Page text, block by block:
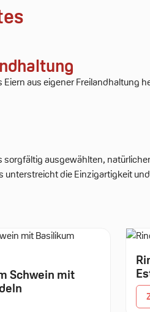
Eiern aus eigener Freilandhaltung
sorgfältig ausgewählten,
unterstreicht die Einzigartigkeit
Schwein mit